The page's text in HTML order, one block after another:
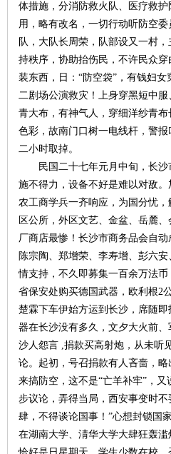
体措施，分消防救火队、医疗救
用，略有改名，一切行动听防空
队，大队长周荣，队部设又一村
持秩序，协助抬伤民，不许民众
装东西，日：“防空袋”，有钱妇
二剧场公演救灾！上身穿黑短中
青大布，有神气人，穿细洋纱青
色彩，故南门口树一电线杆，警
二小时取掉。
民国二十七年元月中旬，长沙
施不得力，设备不好是难以对敌
农工商学兵一齐响应，为国分忧
区公所，外区文艺、金盆、岳麓
厂商店最惨！长沙市商务品会自
陈宗陶、郑增荣、李寿增、彭六
情支持，不久即募集一百余万法
省保安处购买德国武器，欧利根2
楚霖下车伊始方运到长沙，席随
器在长沙没有多久，文夕大火前
沙人怨言 ,捐款买高射炮，从未听
论。起初，号召捐款有人吝啬，
来搞防空，这不是“亡羊补牢”，
步议论，弄得当局，西安事变时
肆，不得谈论国事！”心想封锁国
在湖南大学、淸华大学大肆狂轰